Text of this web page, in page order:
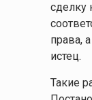
сделку
права,
истец.
Такие